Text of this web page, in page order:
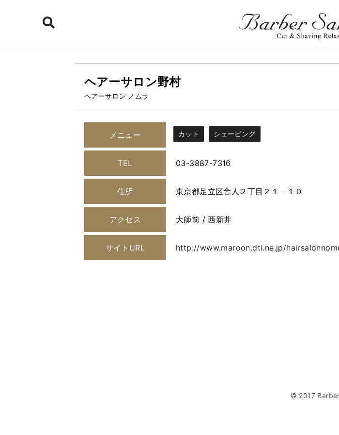
ヘアーサロン野村
ヘアーサロン ノムラ
メニュー カット シェービング
TEL 03-3887-7316
住所 東京都足立区舎人２丁目２１－１０
アクセス 大師前 / 西新井
サイトURL http://www.maroon.dti.ne.jp/
© 2017